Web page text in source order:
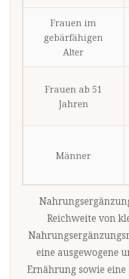
Frauen im
gebärfähigen
Alter
Frauen ab 51
Jahren
Männer
Reichweite von
eine ausgewogene
Ernährung sowie eine